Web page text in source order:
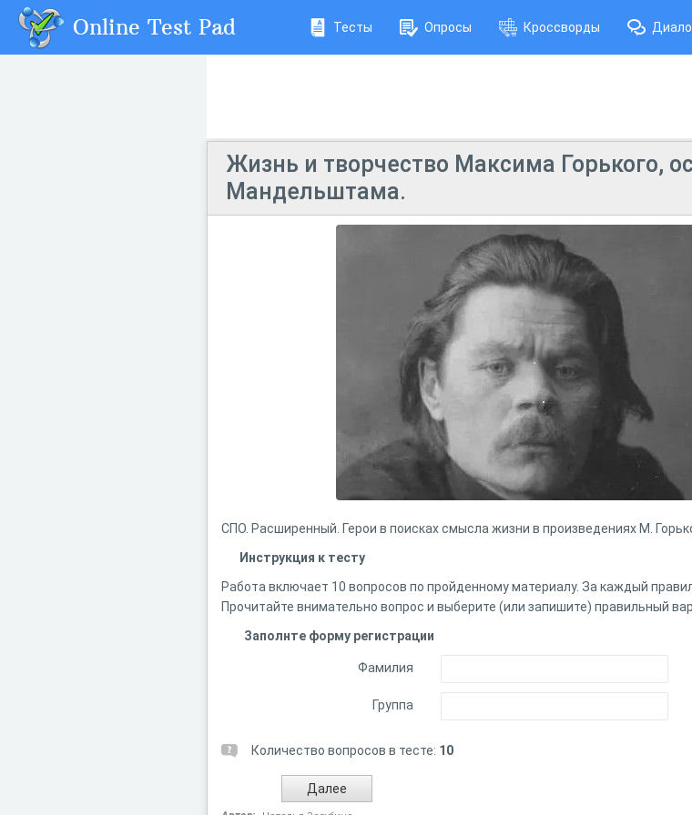
Online Test Pad Тесты Опросы Кроссворды
Жизнь и творчество Максима Горького,
Мандельштама.
СПО. Расширенный. Герои в поисках смысла жизни в произведениях М.
Инструкция к тесту
Работа включает 10 вопросов по пройденному материалу. За каждый
Прочитайте внимательно вопрос и выберите (или запишите) правильный
Заполнте форму регистрации
Фамилия
Группа
Количество вопросов в тесте: 10